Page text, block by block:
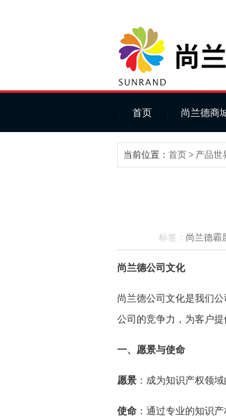
首页 尚兰德商
当前位置： 首页 > 产品世
标签： 尚兰德霸
尚兰德公司文化
尚兰德公司文化是我们
公司的竞争力，为客户提
一、愿景与使命
愿景 ：成为知识产权领
使命 ：通过专业的知识